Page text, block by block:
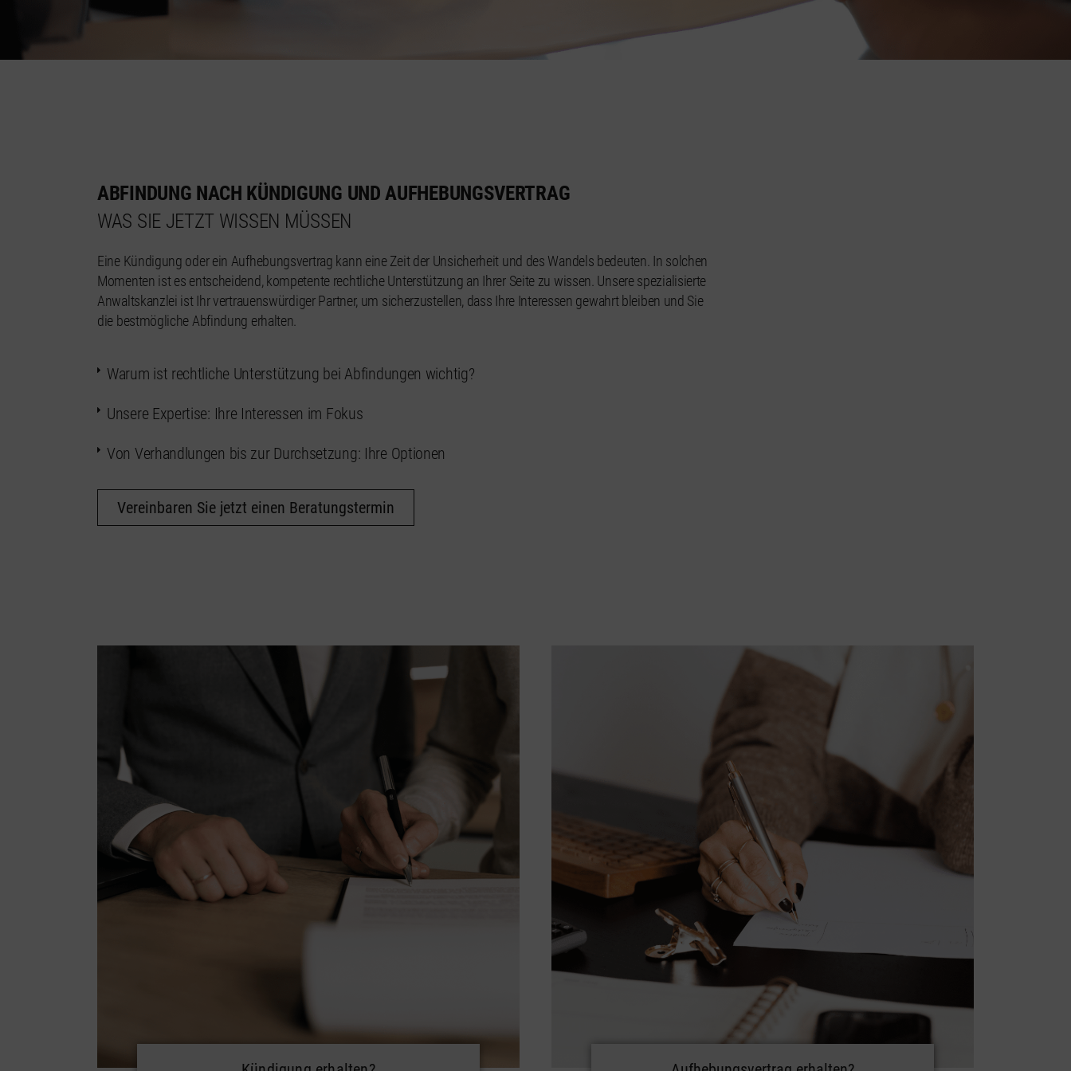
ABFINDUNG NACH KÜNDIGUNG UND AUFHEBUNGSVERTRAG
WAS SIE JETZT WISSEN MÜSSEN
Eine Kündigung oder ein Aufhebungsvertrag kann eine Zeit der Unsicherheit und des Wandels bedeuten. In solchen
Momenten ist es entscheidend, kompetente rechtliche Unterstützung an Ihrer Seite zu wissen. Unsere spezialisierte
Anwaltskanzlei ist Ihr vertrauenswürdiger Partner, um sicherzustellen, dass Ihre Interessen gewahrt bleiben und Sie
die bestmögliche Abfindung erhalten.
Warum ist rechtliche Unterstützung bei Abfindungen wichtig?
Unsere Expertise: Ihre Interessen im Fokus
Von Verhandlungen bis zur Durchsetzung: Ihre Optionen
Vereinbaren Sie jetzt einen Beratungstermin